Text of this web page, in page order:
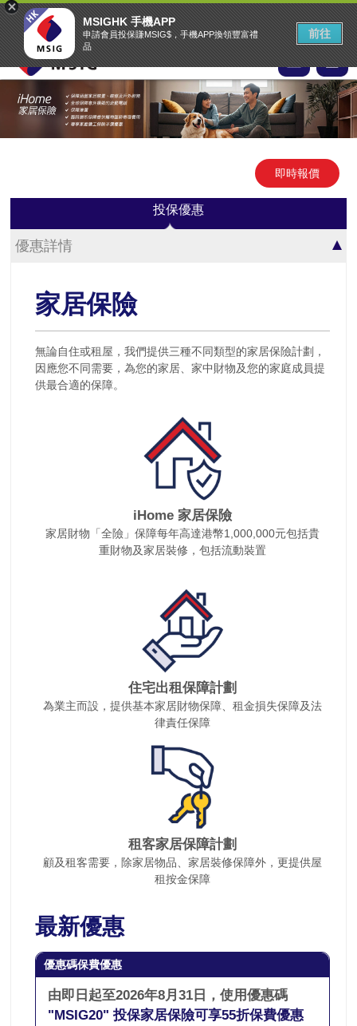
MSIG網上投保網站 MSIG首頁 EASY Claims 中文 ▾
即時報價
投保優惠
優惠詳情
家居保險
無論自住或租屋，我們提供三種不同類型的家居保險計劃，
因應您不同需要，為您的家居、家中財物及您的家庭成員提
供最合適的保障。
iHome 家居保險
家居財物「全險」保障每年高達港幣1,000,000元包括貴
重財物及家居裝修，包括流動裝置
住宅出租保障計劃
為業主而設，提供基本家居財物保障、租金損失保障及法
律責任保障
租客家居保障計劃
顧及租客需要，除家居物品、家居裝修保障外，更提供屋
租按金保障
最新優惠
優惠碼保費優惠
由即日起至2026年8月31日，使用優惠碼
"MSIG20" 投保家居保險可享55折保費優惠
MSIGHK 手機APP
申請會員投保賺MSIG$，手機APP換領豐富禮
品
前往